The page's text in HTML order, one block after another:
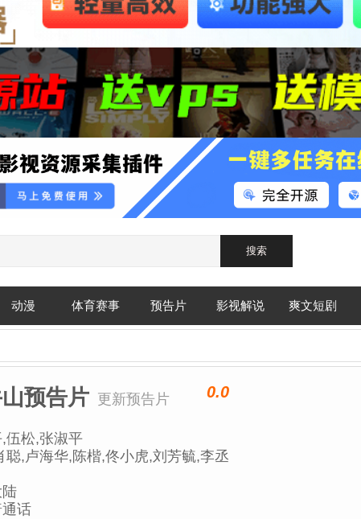
动漫 体育赛事 预告片 影视解说 爽文短剧
预告片 更新预告片 0.0
伍松,张淑平
聪,卢海华,陈楷,佟小虎,刘芳毓,李丞
杨涌,牛青峰,马湘宜,泰煜恩,
话